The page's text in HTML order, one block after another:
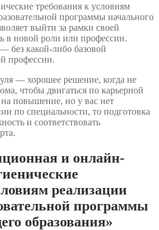
требования к условиям
программы начального
выйти за рамки своей
в новой роли или профессии.
без какой-либо базовой
профессии.
— хорошее решение, когда не
чтобы двигаться по карьерной
повышение, но у вас нет
по специальности, то подготовка
и соответствовать
и онлайн-
реализации
программы
образования»